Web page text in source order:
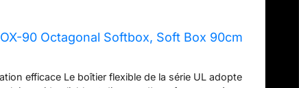
90 Octagonal Softbox, Soft Box 90cm
efficace Le boîtier flexible de la série UL adopte